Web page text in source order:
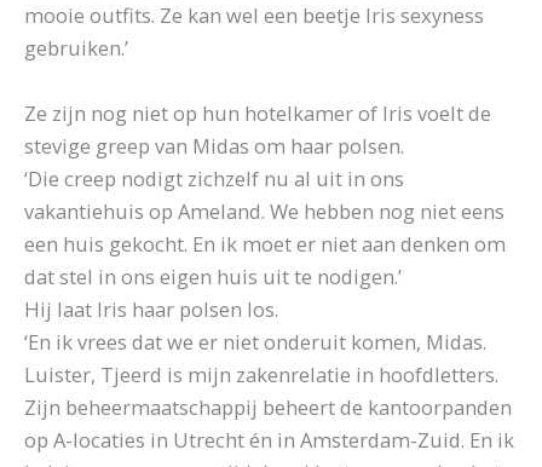
mooie outfits. Ze kan wel een beetje Iris sexyness
gebruiken.’
Ze zijn nog niet op hun hotelkamer of Iris voelt de
stevige greep van Midas om haar polsen.
‘Die creep nodigt zichzelf nu al uit in ons
vakantiehuis op Ameland. We hebben nog niet eens
een huis gekocht. En ik moet er niet aan denken om
dat stel in ons eigen huis uit te nodigen.’
Hij laat Iris haar polsen los.
‘En ik vrees dat we er niet onderuit komen, Midas.
Luister, Tjeerd is mijn zakenrelatie in hoofdletters.
Zijn beheermaatschappij beheert de kantoorpanden
op A-locaties in Utrecht én in Amsterdam-Zuid. En ik